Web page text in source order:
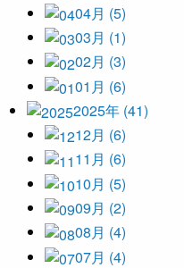
04月 (5)
03月 (1)
02月 (3)
01月 (6)
2025年 (41)
12月 (6)
11月 (6)
10月 (5)
09月 (2)
08月 (4)
07月 (4)